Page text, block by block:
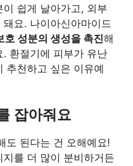
쉽게 날아가고, 외부
요. 나이아신아마이드
성분의 생성을 촉진해
환절기에 피부가 유난
추천하고 싶은 이유예
잡아줘요
도 된다는 건 오해예요!
를 더 많이 분비하거든